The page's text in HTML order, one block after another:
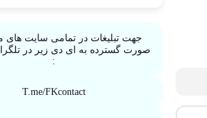
جهت تبلیغات در تمامی سایت های
صورت گسترده به ای دی زیر در
:
T.me/FKcontact